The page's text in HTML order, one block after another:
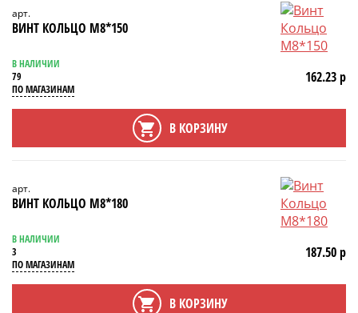
арт.
ВИНТ КОЛЬЦО М8*150
В НАЛИЧИИ
79
ПО МАГАЗИНАМ
162.23 р
В КОРЗИНУ
арт.
ВИНТ КОЛЬЦО М8*180
В НАЛИЧИИ
3
ПО МАГАЗИНАМ
187.50 р
В КОРЗИНУ